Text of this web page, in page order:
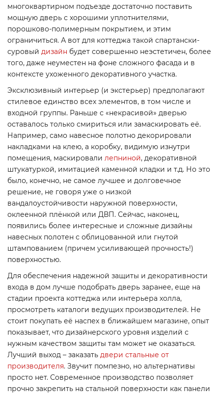
многоквартирном подъезде достаточно поставить
мощную дверь с хорошими уплотнителями,
порошково-полимерным покрытием, и этим
ограничиться. А вот для коттеджа такой спартански-
суровый дизайн будет совершенно неэстетичен, более
того, даже неуместен на фоне сложного фасада и в
контексте ухоженного декоративного участка.
Эксклюзивный интерьер (и экстерьер) предполагают
стилевое единство всех элементов, в том числе и
входной группы. Раньше с «некрасивой» дверью
оставалось только смириться или замаскировать её.
Например, само навесное полотно декорировали
накладками на клею, а коробку, видимую изнутри
помещения, маскировали лепниной, декоративной
штукатуркой, имитацией каменной кладки и т.д. Но это
было, конечно, не самое лучшее и долговечное
решение, не говоря уже о низкой
вандалоустойчивости наружной поверхности,
оклеенной плёнкой или ДВП. Сейчас, наконец,
появились более интересные и сложные дизайны
навесных полотен с облицованной или гнутой
штампованием (причем усиливающей прочность!)
поверхностью.
Для обеспечения надежной защиты и декоративности
входа в дом лучше подобрать дверь заранее, еще на
стадии проекта коттеджа или интерьера холла,
просмотреть каталоги ведущих производителей. Не
стоит покупать её наспех в ближайшем магазине, опыт
показывает, что дизайнерского уровня изделий с
нужным качеством защиты там может не оказаться.
Лучший выход – заказать двери стальные от
производителя. Звучит помпезно, но альтернативы
просто нет. Современное производство позволяет
прочно закрепить на стальной поверхности как панели